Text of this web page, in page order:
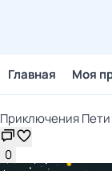
Главная Моя
Приключения Пети
0